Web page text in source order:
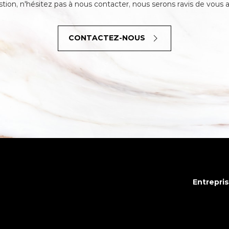
n'hésitez pas à nous contacter, nous serons ravis de vous
CONTACTEZ-NOUS